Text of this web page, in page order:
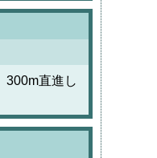
300m直進し